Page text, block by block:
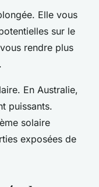
Elle vous
sur le
rendre plus
En Australie,
puissants.
solaire
exposées de